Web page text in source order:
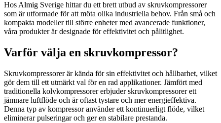
Hos Almig Sverige hittar du ett brett utbud av skruvkompressorer
som är utformade för att möta olika industriella behov. Från små och
kompakta modeller till större enheter med avancerade funktioner,
våra produkter är designade för effektivitet och pålitlighet.
Varför välja en skruvkompressor?
Skruvkompressorer är kända för sin effektivitet och hållbarhet, vilket
gör dem till ett utmärkt val för en rad applikationer. Jämfört med
traditionella kolvkompressorer erbjuder skruvkompressorer ett
jämnare luftflöde och är oftast tystare och mer energieffektiva.
Denna typ av kompressor använder ett kontinuerligt flöde, vilket
eliminerar pulseringar och ger en stabilare prestanda.